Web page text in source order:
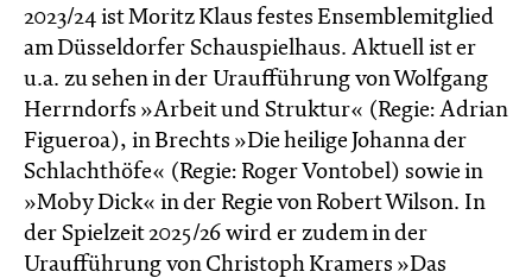
2023/24 ist Moritz Klaus festes Ensemblemitglied
am Düsseldorfer Schauspielhaus. Aktuell ist er
u.a. zu sehen in der Uraufführung von Wolfgang
Herrndorfs »Arbeit und Struktur« (Regie: Adrian
Figueroa), in Brechts »Die heilige Johanna der
Schlachthöfe« (Regie: Roger Vontobel) sowie in
»Moby Dick« in der Regie von Robert Wilson. In
der Spielzeit 2025/26 wird er zudem in der
Uraufführung von Christoph Kramers »Das